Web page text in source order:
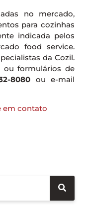
no mercado,
para cozinhas
indicada pelos
food service.
da Cozil.
ou formulários de
8080 ou e-mail
em contato